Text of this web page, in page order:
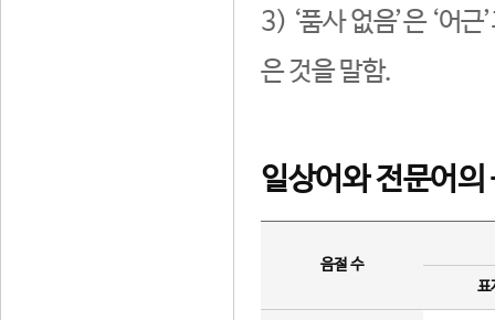
3) ‘품사 없음’은 ‘어
은 것을 말함.
일상어와 전문어의
음절 수
표